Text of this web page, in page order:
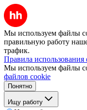
Мы используем файлы
правильную работу
трафик.
Правила
Мы используем файлы
файлов cookie
Понятно
Ищу работу